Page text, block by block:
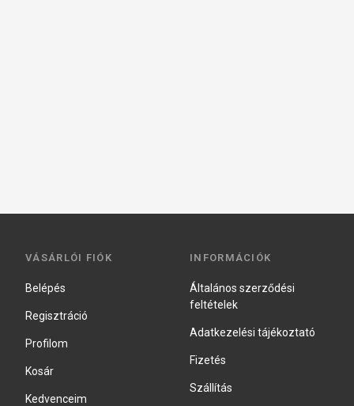
VÁSÁRLÓI FIÓK
Belépés
Regisztráció
Profilom
Kosár
Kedvenceim
INFORMÁCIÓK
Általános szerződési
feltételek
Adatkezelési tájékoztató
Fizetés
Szállítás